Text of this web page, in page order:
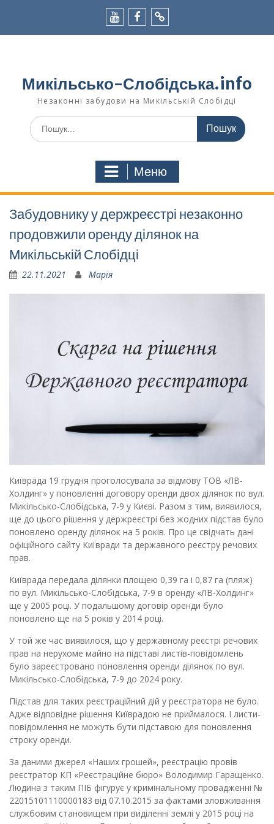
Микільсько-Слобідська.info
Незаконні забудови на Микільській Слобідці
Шукати:
Меню
Забудовнику у держреєстрі незаконно
продовжили оренду ділянок на
Микільській Слобідці
22.11.2021 Марія
Київрада 19 грудня проголосувала за відмову ТОВ «ЛВ-
Холдинг» у поновленні договору оренди двох ділянок по вул.
Микільсько-Слобідська, 7-9 у Києві. Разом з тим, виявилося,
ще до цього рішення у держреєстрі без жодних підстав було
поновлено оренду ділянок на 5 років. Про це свідчать дані
офіційного сайту Київради та державного реєстру речових
прав.
Київрада передала ділянки площею 0,39 га і 0,87 га (пляж)
по вул. Микільсько-Слобідська, 7-9 в оренду «ЛВ-Холдинг»
ще у 2005 році. У подальшому договір оренди було
поновлено ще на 5 років у 2014 році.
У той же час виявилося, що у державному реєстрі речових
прав на нерухоме майно на підставі листів-повідомлень
було зареєстровано поновлення оренди ділянок по вул.
Микільсько-Слобідська, 7-9 до 2024 року.
Підстав для таких реєстраційний дій у реєстратора не було.
Адже відповідне рішення Київрадою не приймалося. І листи-
повідомлення не можуть бути підставою для поновлення
строку оренди.
За даними джерел «Наших грошей», реєстрацію провів
реєстратор КП «Реєстраційне бюро» Володимир Гаращенко.
Людина з таким ПІБ фігурує у кримінальному провадженні №
22015101110000183 від 07.10.2015 за фактами зловживання
службовим становищем при виділенні землі у 2015 році на